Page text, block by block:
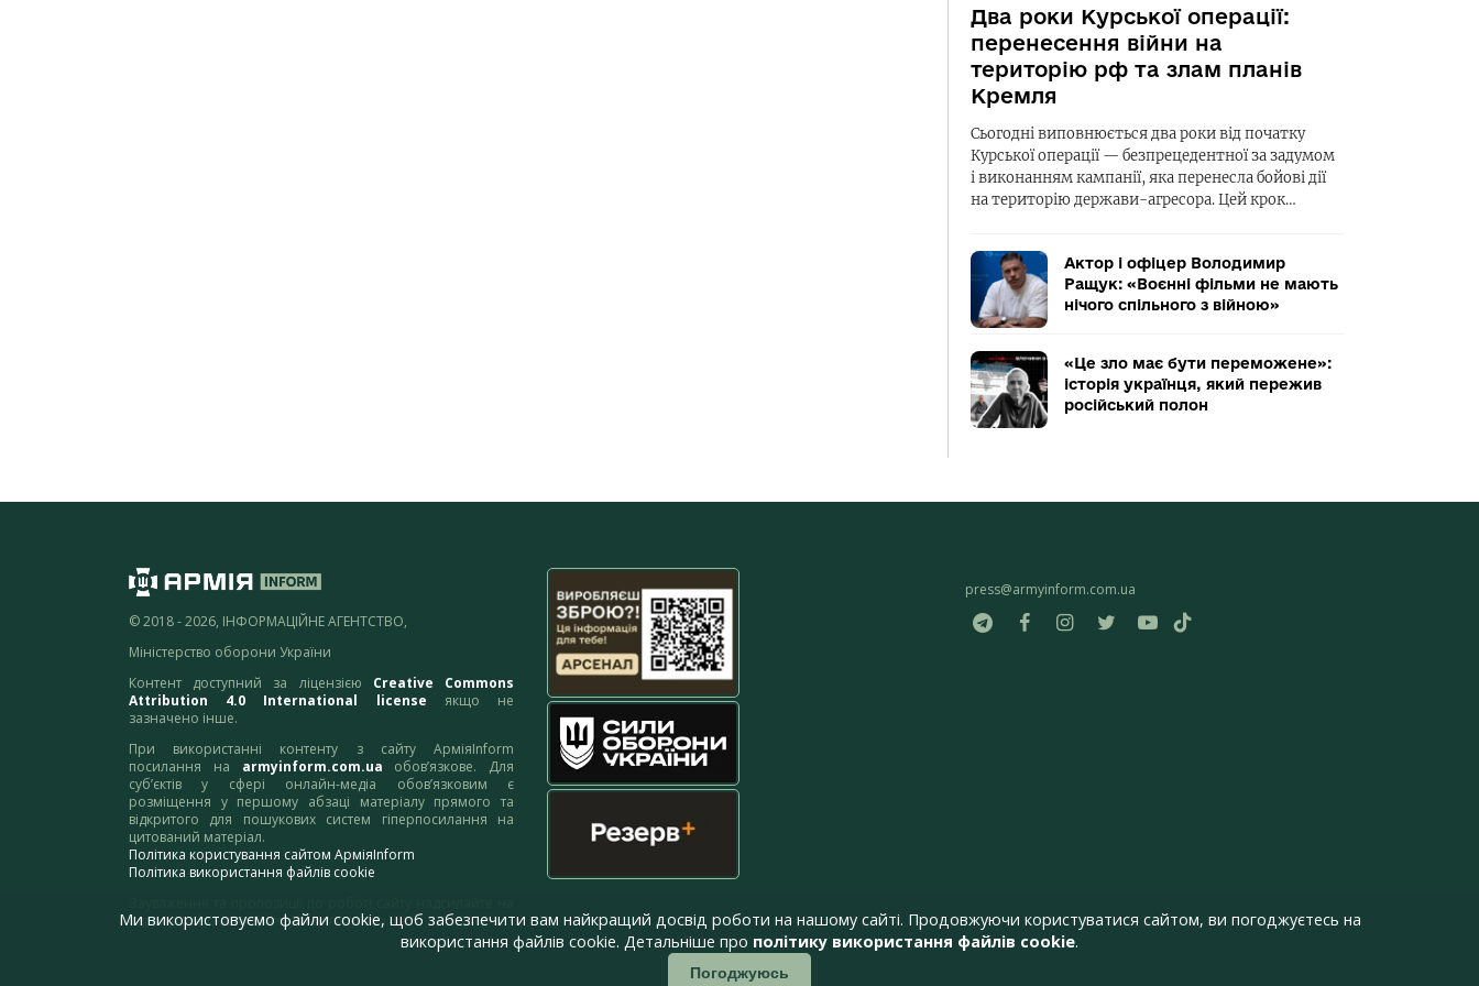
Два роки Курської операції:
перенесення війни на
територію рф та злам планів
Кремля
Сьогодні виповнюється два роки від початку
Курської операції — безпрецедентної за задумом
і виконанням кампанії, яка перенесла бойові дії
на територію держави-агресора. Цей крок…
Актор і офіцер Володимир
Ращук: «Воєнні фільми не мають
нічого спільного з війною»
«Це зло має бути переможене»:
історія українця, який пережив
російський полон
© 2018 - 2026, ІНФОРМАЦІЙНЕ АГЕНТСТВО,
Міністерство оборони України
Контент доступний за ліцензією Creative Commons
Attribution 4.0 International license якщо не
зазначено інше.
При використанні контенту з сайту АрміяInform
посилання на armyinform.com.ua обов’язкове. Для
суб’єктів у сфері онлайн-медіа обов’язковим є
розміщення у першому абзаці матеріалу прямого та
відкритого для пошукових систем гіперпосилання на
цитований матеріал.
Політика користування сайтом АрміяInform
Політика використання файлів cookie
адресу:webmaster@armyinform.com.ua
press@armyinform.com.ua
Ми використовуємо файли cookie, щоб забезпечити вам найкращий досвід роботи на нашому сайті. Продовжуючи користуватися сайтом, ви погоджуєтесь на
використання файлів cookie. Детальніше про політику використання файлів cookie.
Погоджуюсь